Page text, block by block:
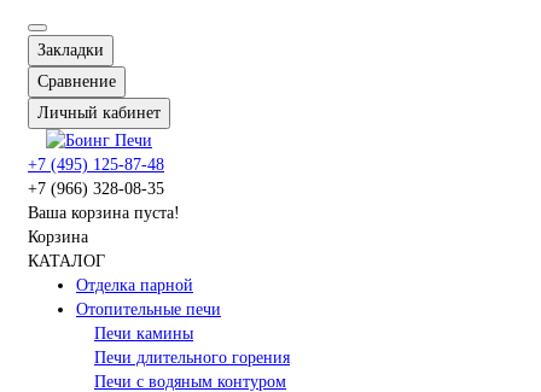
Закладки
Сравнение
Личный кабинет
+7 (495) 125-87-48
+7 (966) 328-08-35
Ваша корзина пуста!
Корзина
КАТАЛОГ
Отделка парной
Отопительные печи
Печи камины
Печи длительного горения
Печи с водяным контуром